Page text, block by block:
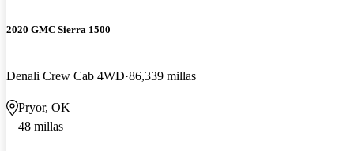
2020 GMC Sierra 1500
Denali Crew Cab 4WD 86,339 millas
Pryor, OK
48 millas